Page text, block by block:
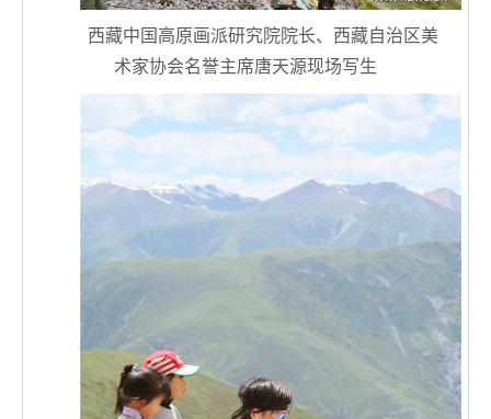
西藏中国高原画派研究院院长、西藏自治区美
术家协会名誉主席唐天源现场写生